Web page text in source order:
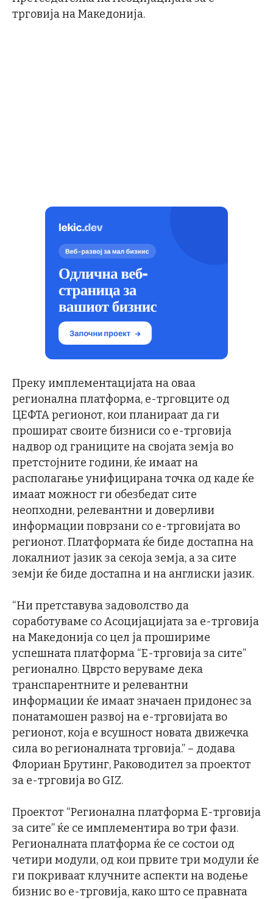
трговија на Македонија.
Преку имплементацијата на оваа
регионална платформа, е-трговците од
ЦЕФТА регионот, кои планираат да ги
прошират своите бизниси со е-трговија
надвор од границите на својата земја во
претстојните години, ќе имаат на
располагање унифицирана точка од каде ќе
имаат можност ги обезбедат сите
неопходни, релевантни и доверливи
информации поврзани со е-трговијата во
регионот. Платформата ќе биде достапна на
локалниот јазик за секоја земја, а за сите
земји ќе биде достапна и на англиски јазик.
“Ни претставува задоволство да
соработуваме со Асоцијацијата за е-трговија
на Македонија со цел ја прошириме
успешната платформа “Е-трговија за сите”
регионално. Цврсто веруваме дека
транспарентните и релевантни
информации ќе имаат значаен придонес за
понатамошен развој на е-трговијата во
регионот, која е всушност новата движечка
сила во регионалната трговија.” – додава
Флориан Брутинг, Раководител за проектот
за е-трговија во GIZ.
Проектот “Регионална платформа Е-трговија
за сите” ќе се имплементира во три фази.
Регионалната платформа ќе се состои од
четири модули, од кои првите три модули ќе
ги покриваат клучните аспекти на водење
бизнис во е-трговија, како што се правната